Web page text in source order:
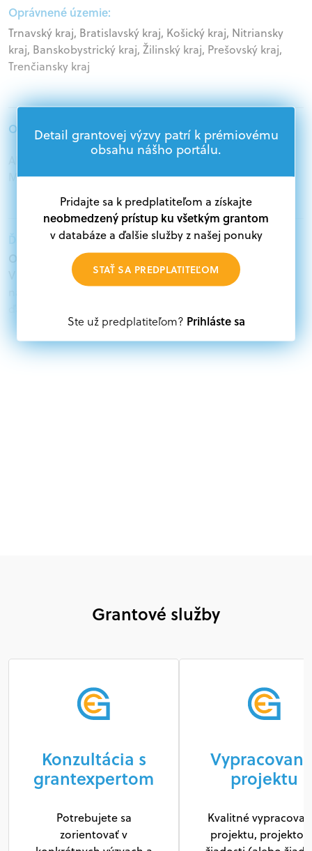
Oprávnené územie:
Trnavský kraj, Bratislavský kraj, Košický kraj, Nitriansky
kraj, Banskobystrický kraj, Žilinský kraj, Prešovský kraj,
Trenčiansky kraj
Oprávnení žiadatelia:
Akademický sektor, Podnikatelia, Samospráva,
Mimovládne organizácie
Ďalšie informácie:
Oprávnení žiadatelia:
V databáze grantov a dotácií na portáli Grantexpert.sk
Oprávnení partneri:
Akákoľvek právnická osoba, t. j. verejný alebo súkromný
Detail grantovej výzvy patrí k prémiovému
obsahu nášho portálu.
Pridajte sa k predplatiteľom a získajte
neobmedzený prístup ku všetkým grantom
v databáze a ďalšie služby z našej ponuky
STAŤ SA PREDPLATITEĽOM
Ste už predplatiteľom? Prihláste sa
Grantové služby
Konzultácia s
grantexpertom
Potrebujete sa
zorientovať v
projektu
Kvalitné
projektu,